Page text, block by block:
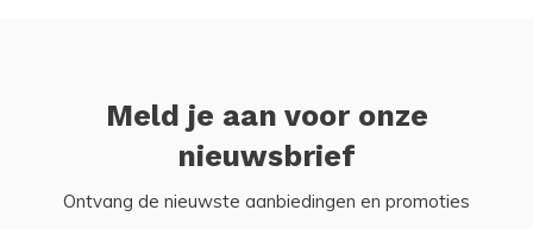
Meld je aan voor onze
nieuwsbrief
Ontvang de nieuwste aanbiedingen en promoties